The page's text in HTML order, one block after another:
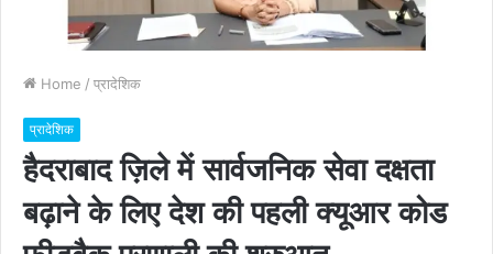
Home / प्रादेशिक
प्रादेशिक
हैदराबाद ज़िले में सार्वजनिक सेवा दक्षता
बढ़ाने के लिए देश की पहली क्यूआर कोड